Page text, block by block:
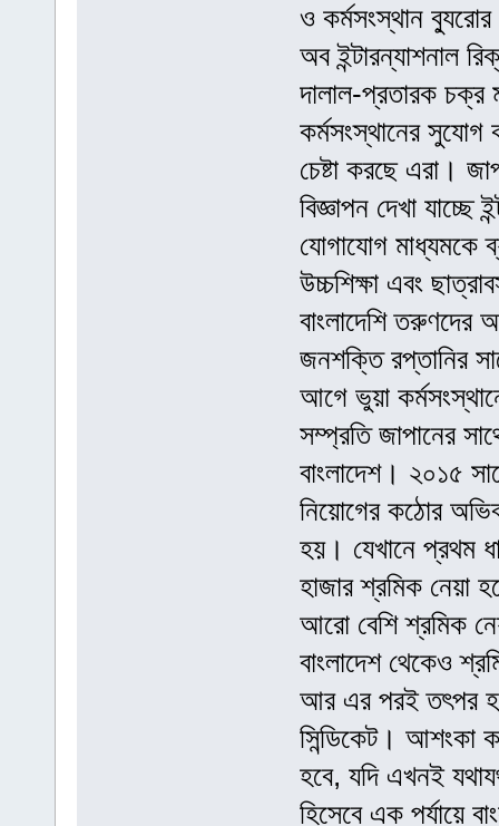
ও কর্মসংস্থান ব্যুরোর
অব ইন্টারন্যাশনাল
দালাল-প্রতারক চক্র
কর্মসংস্থানের সুযোগ
চেষ্টা করছে এরা।
বিজ্ঞাপন দেখা
যোগাযোগ মাধ্যমকে
উচ্চশিক্ষা এবং
বাংলাদেশি তরুণদের
জনশক্তি রপ্তানির
আগে ভুয়া
সম্প্রতি জাপানের
বাংলাদেশ। ২০১৫
নিয়োগের কঠোর
হয়। যেখানে প্রথম
হাজার শ্রমিক নেয়া
আরো বেশি শ্রমিক
বাংলাদেশ থেকেও
আর এর পরই তৎপর
সিন্ডিকেট। আশংকা
হবে, যদি এখনই
হিসেবে এক পর্যায়ে